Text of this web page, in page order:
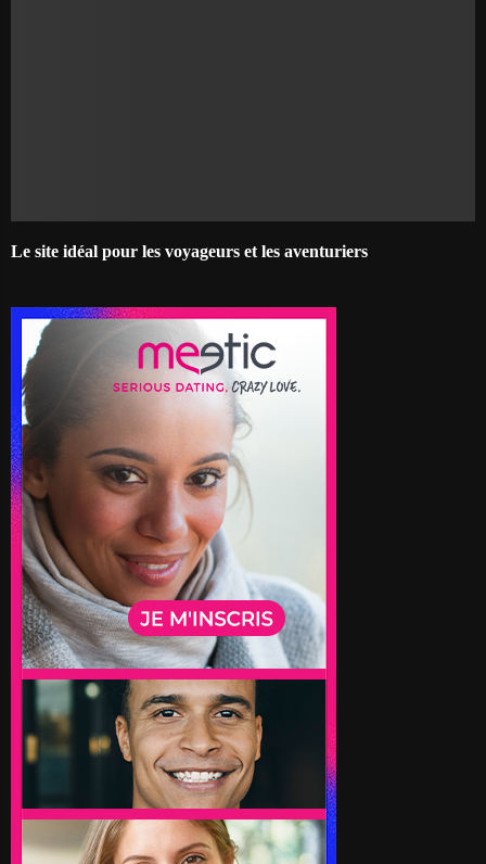
Le site idéal pour les voyageurs et les aventuriers